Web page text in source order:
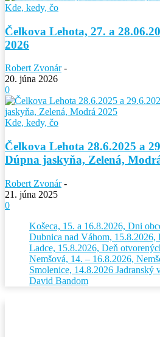
Kde, kedy, čo
Čelkova Lehota, 27. a
2026
Robert Zvonár -
20. júna 2026
0
Kde, kedy, čo
Čelkova Lehota 28.6.2025 a
Dúpna jaskyňa, Zelená,
Robert Zvonár -
21. júna 2025
0
Košeca, 15. a 16.8.2026, Dni
Dubnica nad Váhom, 15.8.2026,
Ladce, 15.8.2026, Deň
Nemšová, 14. – 16.8.2026,
Smolenice, 14.8.2026 Jadranský
David Bandom